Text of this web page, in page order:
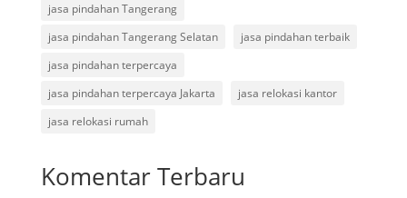
jasa pindahan Tangerang
jasa pindahan Tangerang Selatan
jasa pindahan terbaik
jasa pindahan terpercaya
jasa pindahan terpercaya Jakarta
jasa relokasi kantor
jasa relokasi rumah
Komentar Terbaru